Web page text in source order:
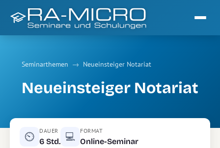
Seminarthemen → Neueinsteiger Notariat
Neueinsteiger Notariat
⏲ DAUER
6 Std. 💻 FORMAT
Online-Seminar